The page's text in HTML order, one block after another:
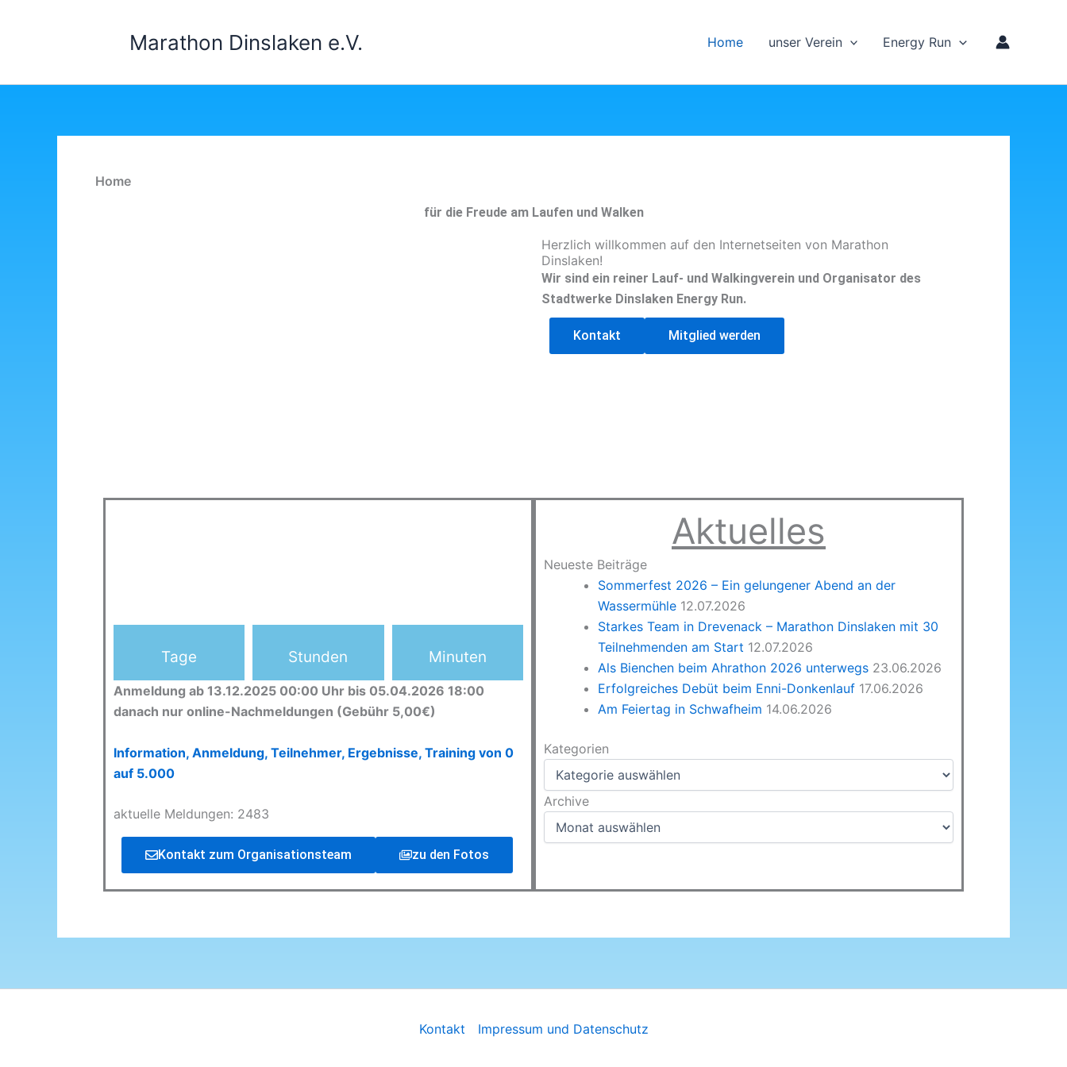
Marathon Dinslaken e.V. Home unser Verein Energy Run
Home
für die Freude am Laufen und Walken
Herzlich willkommen auf den Internetseiten von Marathon
Dinslaken!
Wir sind ein reiner Lauf- und Walkingverein und Organisator des
Stadtwerke Dinslaken Energy Run.
Kontakt Mitglied werden
Tage Stunden Minuten
Anmeldung ab 13.12.2025 00:00 Uhr bis 05.04.2026 18:00
danach nur online-Nachmeldungen (Gebühr 5,00€)
Information, Anmeldung, Teilnehmer, Ergebnisse, Training von 0
auf 5.000
aktuelle Meldungen: 2483
Kontakt zum Organisationsteam zu den Fotos
Aktuelles
Neueste Beiträge
Sommerfest 2026 – Ein gelungener Abend an der
Wassermühle 12.07.2026
Starkes Team in Drevenack – Marathon Dinslaken mit 30
Teilnehmenden am Start 12.07.2026
Als Bienchen beim Ahrathon 2026 unterwegs 23.06.2026
Erfolgreiches Debüt beim Enni-Donkenlauf 17.06.2026
Am Feiertag in Schwafheim 14.06.2026
Kategorien
Kategorien
Archive
Archive
Kontakt Impressum und Datenschutz